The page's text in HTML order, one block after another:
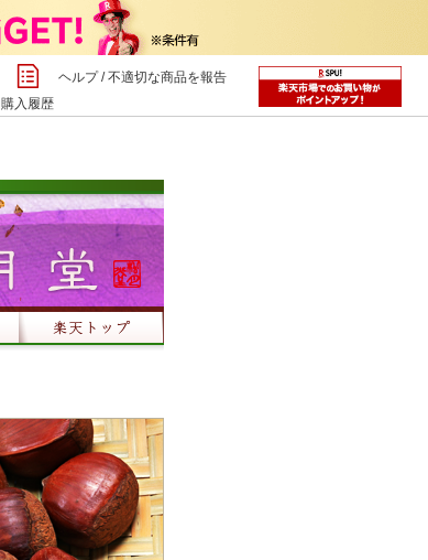
購入履歴
ヘルプ/不適切な商品を報告